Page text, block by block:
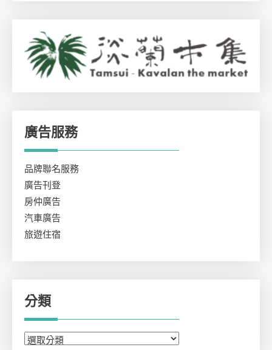
廣告服務
品牌聯名服務
廣告刊登
房仲廣告
汽車廣告
旅遊住宿
分類
分